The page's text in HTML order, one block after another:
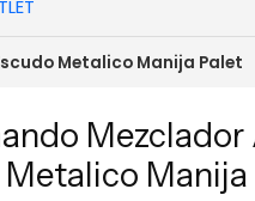
Metalico Manija Palet
Manija